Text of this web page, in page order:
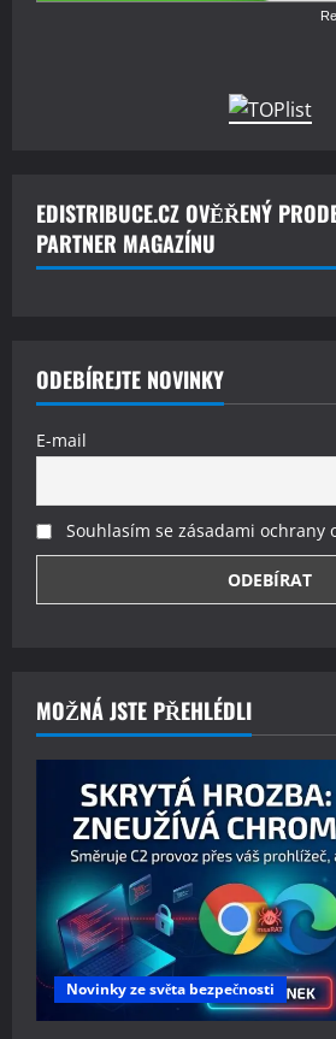
EDISTRIBUCE.CZ OVĚŘENÝ
PARTNER MAGAZÍNU
ODEBÍREJTE NOVINKY
E-mail
Souhlasím se zásadami ochrany
MOŽNÁ JSTE PŘEHLÉDLI
Novinky ze světa bezpečnosti